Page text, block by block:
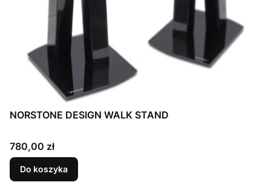
NORSTONE DESIGN WALK STAND
Cena
780,00 zł
Do koszyka